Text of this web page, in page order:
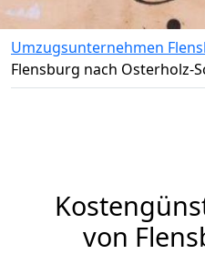
Umzugsunternehmen
Flensburg nach Osterholz-
von